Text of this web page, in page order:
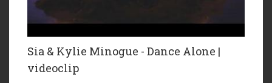
Sia & Kylie Minogue - Dance Alone |
videoclip